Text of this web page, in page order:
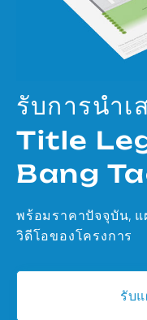
รับการนำ
Title
Bang
พร้อมราคาปัจจุบัน, แ
วิดีโอของโครงการ
รับ